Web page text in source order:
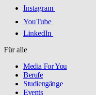
Instagram
YouTube
LinkedIn
Für alle
Media For You
Berufe
Studiengänge
Events